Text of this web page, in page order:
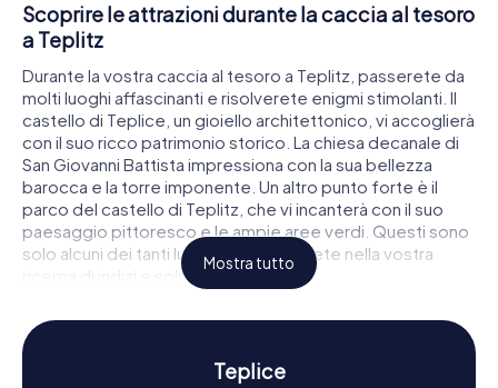
Scoprire le attrazioni durante la caccia al tesoro
a Teplitz
Durante la vostra caccia al tesoro a Teplitz, passerete da
molti luoghi affascinanti e risolverete enigmi stimolanti. Il
castello di Teplice, un gioiello architettonico, vi accoglierà
con il suo ricco patrimonio storico. La chiesa decanale di
San Giovanni Battista impressiona con la sua bellezza
barocca e la torre imponente. Un altro punto forte è il
parco del castello di Teplitz, che vi incanterà con il suo
paesaggio pittoresco e le ampie aree verdi. Questi sono
solo alcuni dei tanti luoghi che scoprirete nella vostra
ricerca di indizi e soluzioni.
Esplorare storia e cultura nella caccia al tesoro
a Teplitz
Le cacce al tesoro di myCityHunt a Teplitz non sono solo
Mostra tutto
Teplice